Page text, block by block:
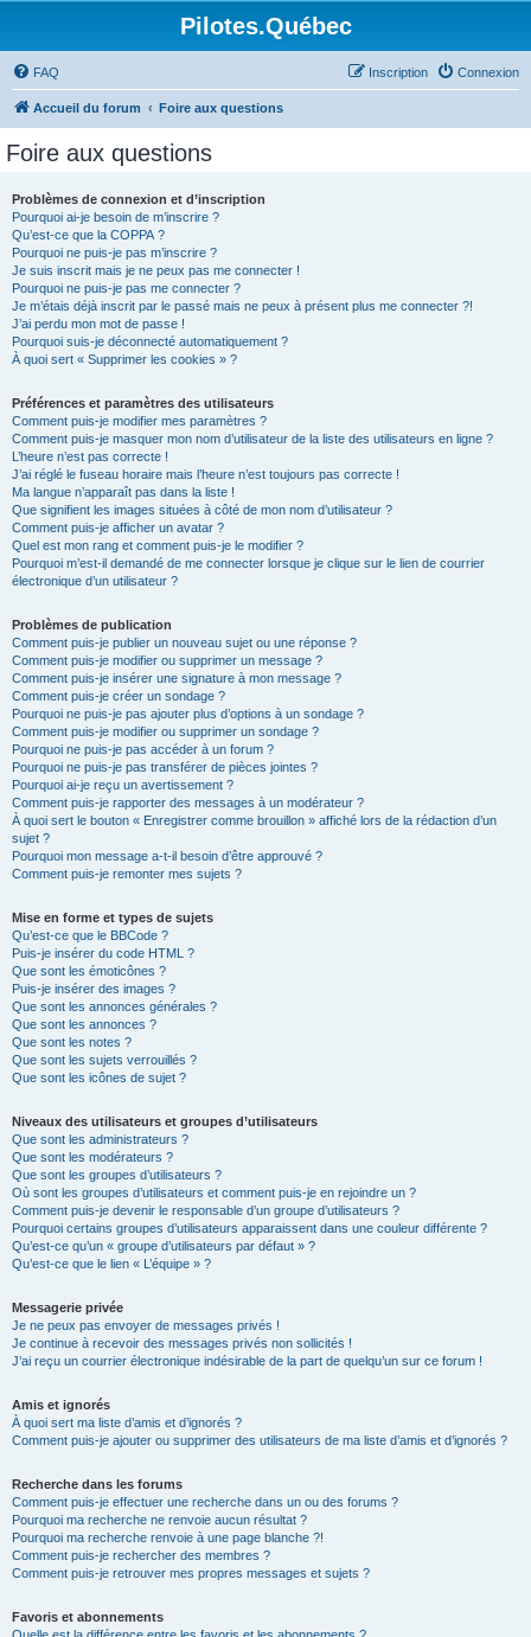
Pilotes.Québec
FAQ Connexion
Inscription
Accueil du forum Foire aux questions
Foire aux questions
Problèmes de connexion et d’inscription
Pourquoi ai-je besoin de m’inscrire ?
Qu’est-ce que la COPPA ?
Pourquoi ne puis-je pas m’inscrire ?
Je suis inscrit mais je ne peux pas me connecter !
Pourquoi ne puis-je pas me connecter ?
Je m’étais déjà inscrit par le passé mais ne peux à présent plus me connecter ?!
J’ai perdu mon mot de passe !
Pourquoi suis-je déconnecté automatiquement ?
À quoi sert « Supprimer les cookies » ?
Préférences et paramètres des utilisateurs
Comment puis-je modifier mes paramètres ?
Comment puis-je masquer mon nom d’utilisateur de la liste des utilisateurs en ligne ?
L’heure n’est pas correcte !
J’ai réglé le fuseau horaire mais l’heure n’est toujours pas correcte !
Ma langue n’apparaît pas dans la liste !
Que signifient les images situées à côté de mon nom d’utilisateur ?
Comment puis-je afficher un avatar ?
Quel est mon rang et comment puis-je le modifier ?
Pourquoi m’est-il demandé de me connecter lorsque je clique sur le lien de courrier
électronique d’un utilisateur ?
Problèmes de publication
Comment puis-je publier un nouveau sujet ou une réponse ?
Comment puis-je modifier ou supprimer un message ?
Comment puis-je insérer une signature à mon message ?
Comment puis-je créer un sondage ?
Pourquoi ne puis-je pas ajouter plus d’options à un sondage ?
Comment puis-je modifier ou supprimer un sondage ?
Pourquoi ne puis-je pas accéder à un forum ?
Pourquoi ne puis-je pas transférer de pièces jointes ?
Pourquoi ai-je reçu un avertissement ?
Comment puis-je rapporter des messages à un modérateur ?
À quoi sert le bouton « Enregistrer comme brouillon » affiché lors de la rédaction d’un
sujet ?
Pourquoi mon message a-t-il besoin d’être approuvé ?
Comment puis-je remonter mes sujets ?
Mise en forme et types de sujets
Qu’est-ce que le BBCode ?
Puis-je insérer du code HTML ?
Que sont les émoticônes ?
Puis-je insérer des images ?
Que sont les annonces générales ?
Que sont les annonces ?
Que sont les notes ?
Que sont les sujets verrouillés ?
Que sont les icônes de sujet ?
Niveaux des utilisateurs et groupes d’utilisateurs
Que sont les administrateurs ?
Que sont les modérateurs ?
Que sont les groupes d’utilisateurs ?
Où sont les groupes d’utilisateurs et comment puis-je en rejoindre un ?
Comment puis-je devenir le responsable d’un groupe d’utilisateurs ?
Pourquoi certains groupes d’utilisateurs apparaissent dans une couleur différente ?
Qu’est-ce qu’un « groupe d’utilisateurs par défaut » ?
Qu’est-ce que le lien « L’équipe » ?
Messagerie privée
Je ne peux pas envoyer de messages privés !
Je continue à recevoir des messages privés non sollicités !
J’ai reçu un courrier électronique indésirable de la part de quelqu’un sur ce forum !
Amis et ignorés
À quoi sert ma liste d’amis et d’ignorés ?
Comment puis-je ajouter ou supprimer des utilisateurs de ma liste d’amis et d’ignorés ?
Recherche dans les forums
Comment puis-je effectuer une recherche dans un ou des forums ?
Pourquoi ma recherche ne renvoie aucun résultat ?
Pourquoi ma recherche renvoie à une page blanche ?!
Comment puis-je rechercher des membres ?
Comment puis-je retrouver mes propres messages et sujets ?
Favoris et abonnements